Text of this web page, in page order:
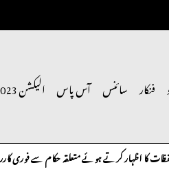
فنکار سائنس آس پاس الیکشن 2023
ہوئے متعلقہ حکام سے فوری کارروائی کی اپیل کی